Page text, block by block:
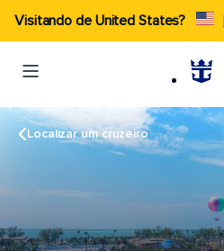
Visitando de United States?
Localizar um cruzeiro